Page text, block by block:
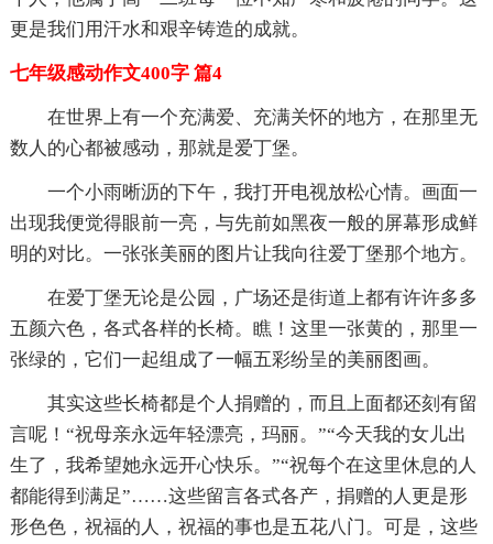
更是我们用汗水和艰辛铸造的成就。
七年级感动作文400字 篇4
在世界上有一个充满爱、充满关怀的地方，在那里无
数人的心都被感动，那就是爱丁堡。
一个小雨晰沥的下午，我打开电视放松心情。画面一
出现我便觉得眼前一亮，与先前如黑夜一般的屏幕形成鲜
明的对比。一张张美丽的图片让我向往爱丁堡那个地方。
在爱丁堡无论是公园，广场还是街道上都有许许多多
五颜六色，各式各样的长椅。瞧！这里一张黄的，那里一
张绿的，它们一起组成了一幅五彩纷呈的美丽图画。
其实这些长椅都是个人捐赠的，而且上面都还刻有留
言呢！“祝母亲永远年轻漂亮，玛丽。”“今天我的女儿出
生了，我希望她永远开心快乐。”“祝每个在这里休息的人
都能得到满足”……这些留言各式各产，捐赠的人更是形
形色色，祝福的人，祝福的事也是五花八门。可是，这些